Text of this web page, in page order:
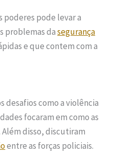
poderes pode levar a
problemas dasegurança
e que contem com a
desafios como a violência
focaram em como as
disso, discutiram
entre as forças policiais.